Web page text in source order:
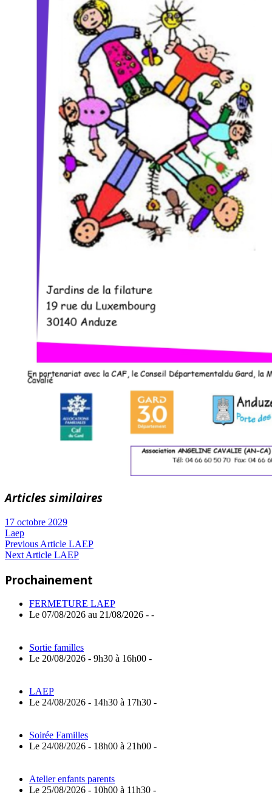
Articles similaires
17 octobre 2029
Laep
Navigation
l’article
Previous ArticlePrevious
Post:
LAEP
Next ArticleNext
LAEP
Prochainement
FERMETURE LAEP
Le 07/08/2026 au 21/08/2026 - -
Sortie familles
Le 20/08/2026 - 9h30 à 16h00 -
LAEP
Le 24/08/2026 - 14h30 à 17h30 -
Soirée Familles
Le 24/08/2026 - 18h00 à 21h00 -
Atelier enfants parents
Le 25/08/2026 - 10h00 à 11h30 -